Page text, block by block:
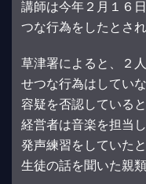
講師は今年２月１６
つな行為をしたとされ
草津署によると、２
せつな行為はしてい
容疑を否認している
経営者は音楽を担当
発声練習をしていたと
生徒の話を聞いた親